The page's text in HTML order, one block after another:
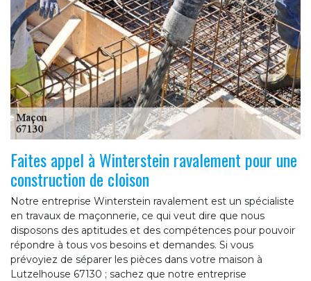
Faites appel à Winterstein ravalement pour une
construction de cloison
Notre entreprise Winterstein ravalement est un spécialiste
en travaux de maçonnerie, ce qui veut dire que nous
disposons des aptitudes et des compétences pour pouvoir
répondre à tous vos besoins et demandes. Si vous
prévoyiez de séparer les pièces dans votre maison à
Lutzelhouse 67130 ; sachez que notre entreprise